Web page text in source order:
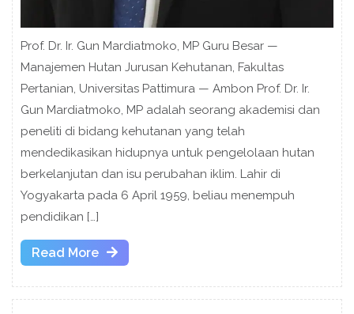
Prof. Dr. Ir. Gun Mardiatmoko, MP Guru Besar —
Manajemen Hutan Jurusan Kehutanan, Fakultas
Pertanian, Universitas Pattimura — Ambon Prof. Dr. Ir.
Gun Mardiatmoko, MP adalah seorang akademisi dan
peneliti di bidang kehutanan yang telah
mendedikasikan hidupnya untuk pengelolaan hutan
berkelanjutan dan isu perubahan iklim. Lahir di
Yogyakarta pada 6 April 1959, beliau menempuh
pendidikan […]
Read More
Read